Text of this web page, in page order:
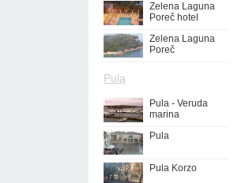
Zelena Laguna
Poreč hotel
Zelena Laguna
Poreč
Pula
Pula - Veruda
marina
Pula
Pula Korzo